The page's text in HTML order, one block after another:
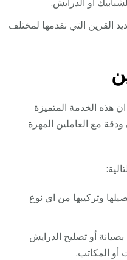
القرين التي نقدمها لمختلف
هذه الخدمة المتميزة
ودقة مع العاملين المهرة
وتركيبها من اي نوع
أو تصليح الدرايش
أو المكاتب.